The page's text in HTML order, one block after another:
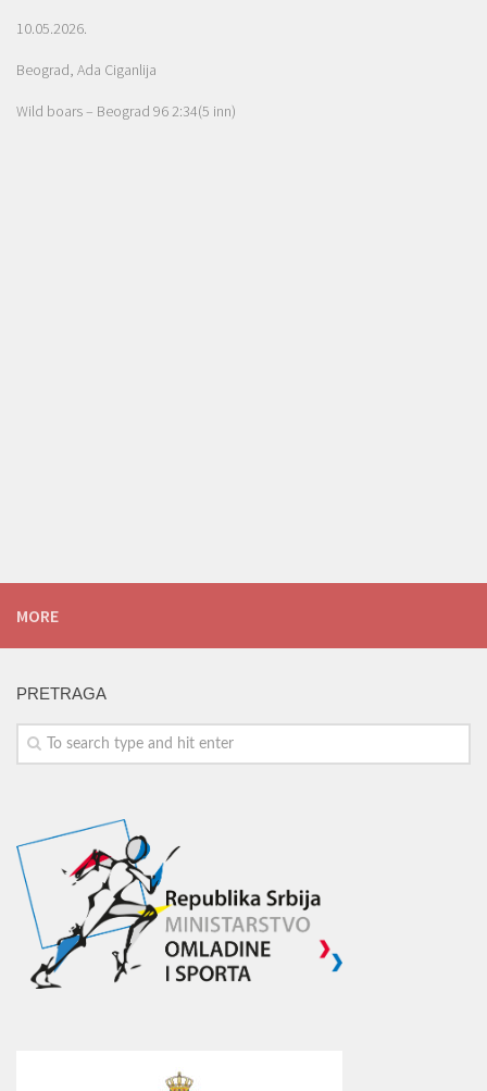
10.05.2026.
Beograd, Ada Ciganlija
Wild boars – Beograd 96 2:34(5 inn)
MORE
PRETRAGA